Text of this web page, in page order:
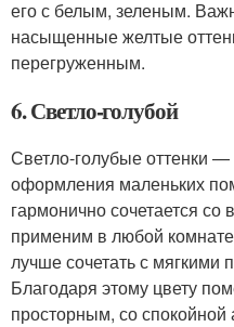
его с белым, зеленым.
насыщенные желтые
перегруженным.
6. Светло-голубой
Светло-голубые оттенки
оформления маленьких
гармонично сочетается
применим в любой
лучше сочетать с мягкими
Благодаря этому цвету
просторным, со